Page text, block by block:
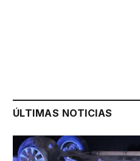
ÚLTIMAS NOTICIAS